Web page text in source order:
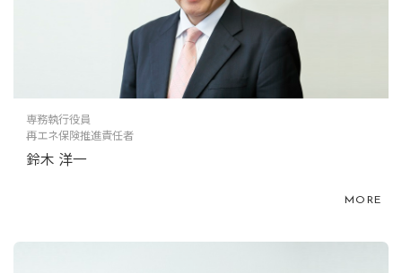
専務執行役員
再エネ保険推進責任者
鈴木 洋一
MORE